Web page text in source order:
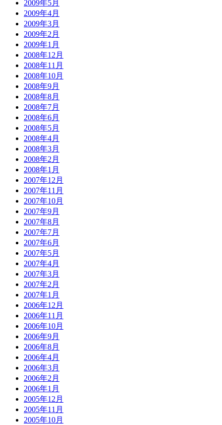
2009年5月
2009年4月
2009年3月
2009年2月
2009年1月
2008年12月
2008年11月
2008年10月
2008年9月
2008年8月
2008年7月
2008年6月
2008年5月
2008年4月
2008年3月
2008年2月
2008年1月
2007年12月
2007年11月
2007年10月
2007年9月
2007年8月
2007年7月
2007年6月
2007年5月
2007年4月
2007年3月
2007年2月
2007年1月
2006年12月
2006年11月
2006年10月
2006年9月
2006年8月
2006年4月
2006年3月
2006年2月
2006年1月
2005年12月
2005年11月
2005年10月